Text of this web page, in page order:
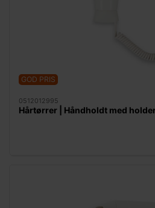
GOD PRIS
0512012995
Hårtørrer | Håndholdt med